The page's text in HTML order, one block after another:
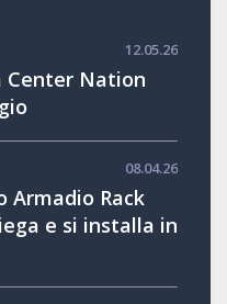
12.05.26
Center Nation
08.04.26
Armadio Rack
e si installa in